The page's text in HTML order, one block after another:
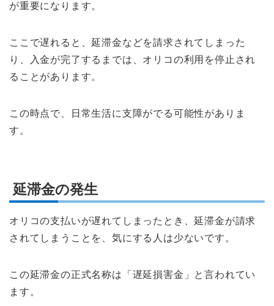
が重要になります。
ここで遅れると、延滞金などを請求されてしまった
り、入金が完了するまでは、オリコの利用を停止され
ることがあります。
この時点で、日常生活に支障がでる可能性がありま
す。
延滞金の発生
オリコの支払いが遅れてしまったとき、延滞金が請求
されてしまうことを、気にする人は少ないです。
この延滞金の正式名称は「遅延損害金」と言われてい
ます。